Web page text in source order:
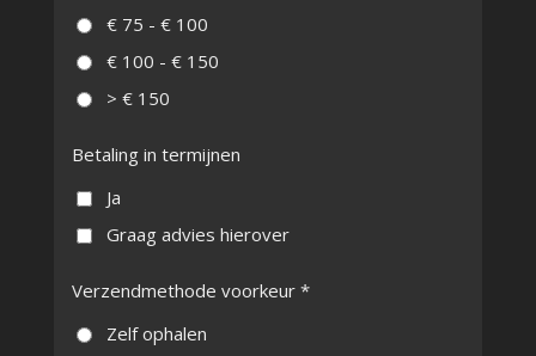
€ 75 - € 100
€ 100 - € 150
> € 150
Betaling in termijnen
Ja
Graag advies hierover
Verzendmethode voorkeur *
Zelf ophalen